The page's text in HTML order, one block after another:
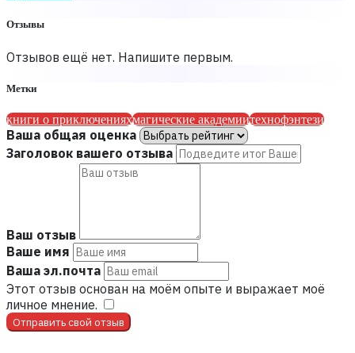
Отзывы
Отзывов ещё нет. Напишите первым.
Метки
книги о приключенияхмагические академиитехнофэнтези
Ваша общая оценка
Заголовок вашего отзыва
Ваш отзыв
Ваше имя
Ваша эл.почта
Этот отзыв основан на моём опыте и выражает моё
личное мнение.
Отправить свой отзыв